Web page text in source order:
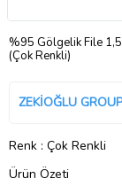
%95 Gölgelik File
(Çok Renkli)
ZEKİOĞLU GROUP
Renk : Çok Renkli
Ürün Özeti